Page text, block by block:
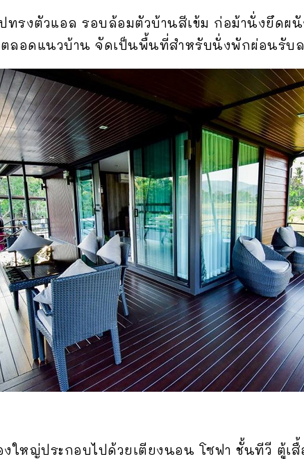
รงตัวแอล รอบล้อมตัวบ้านสีเข้ม ก่อม้านั่งยึดผนัง
ตลอดแนวบ้าน จัดเป็นพื้นที่สำหรับนั่งพักผ่อนรับ
ใหญ่ประกอบไปด้วยเตียงนอน โซฟา ชั้นทีวี ตู้เ